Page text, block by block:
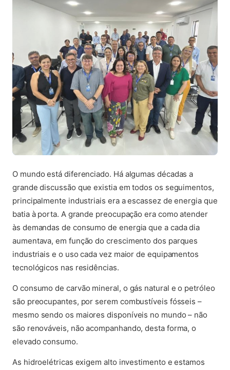
O mundo está diferenciado. Há algumas décadas a
grande discussão que existia em todos os seguimentos,
principalmente industriais era a escassez de energia que
batia à porta. A grande preocupação era como atender
às demandas de consumo de energia que a cada dia
aumentava, em função do crescimento dos parques
industriais e o uso cada vez maior de equipamentos
tecnológicos nas residências.
O consumo de carvão mineral, o gás natural e o petróleo
são preocupantes, por serem combustíveis fósseis –
mesmo sendo os maiores disponíveis no mundo – não
são renováveis, não acompanhando, desta forma, o
elevado consumo.
As hidroelétricas exigem alto investimento e estamos